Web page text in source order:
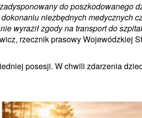
do poszkodowanego
niezbędnych medycznych
wyraził zgody na transport do
rzecznik prasowy Wojewódzkiej
posesji. W chwili zdarzenia